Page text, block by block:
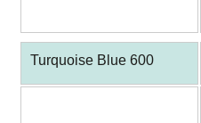
Turquoise Blue 600